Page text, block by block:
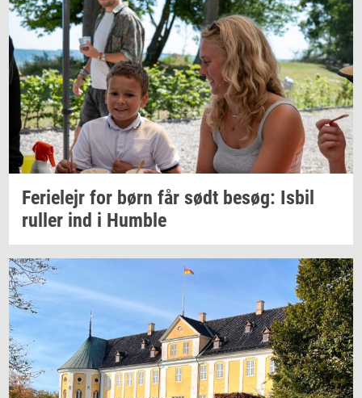
Fe­ri­e­lejr for børn får sødt besøg: Isbil
rul­ler ind i Hum­b­le